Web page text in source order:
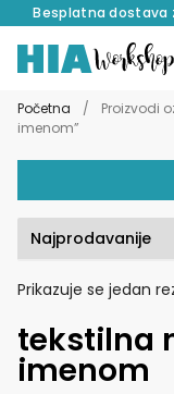
Besplatna dostava
na
navigaciju
do
sadržaja
Početna /
Proizvodi
imenom”
Prikazuje se jedan
tekstilna
imenom